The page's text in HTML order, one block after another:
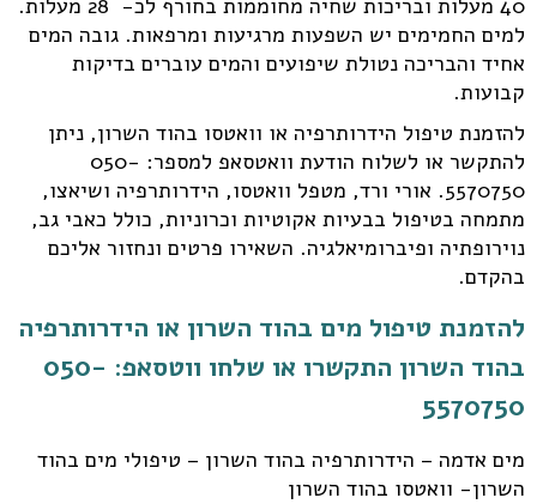
למים החמימים יש השפעות מרגיעות ומרפאות. גובה המים
אחיד והבריכה נטולת שיפועים והמים עוברים בדיקות
קבועות.
להזמנת טיפול הידרותרפיה או וואטסו בהוד השרון, ניתן
להתקשר או לשלוח הודעת וואטסאפ למספר: 050-
5570750. אורי ורד, מטפל וואטסו, הידרותרפיה ושיאצו,
מתמחה בטיפול בבעיות אקוטיות וכרוניות, כולל כאבי גב,
נוירופתיה ופיברומיאלגיה. השאירו פרטים ונחזור אליכם
בהקדם.
להזמנת טיפול מים בהוד השרון או הידרותרפיה
בהוד השרון התקשרו או שלחו ווטסאפ: 050-
5570750
מים אדמה – הידרותרפיה בהוד השרון – טיפולי מים בהוד
השרון- וואטסו בהוד השרון